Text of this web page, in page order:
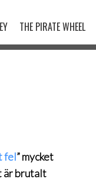
THE PIRATE WHEEL
fel” mycket
är brutalt